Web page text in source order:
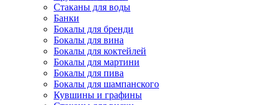
Стаканы для воды
Банки
Бокалы для бренди
Бокалы для вина
Бокалы для коктейлей
Бокалы для мартини
Бокалы для пива
Бокалы для шампанского
Кувшины и графины